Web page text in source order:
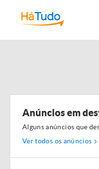
Anúncios em
Alguns anúncios que
Ver todos os anúncios